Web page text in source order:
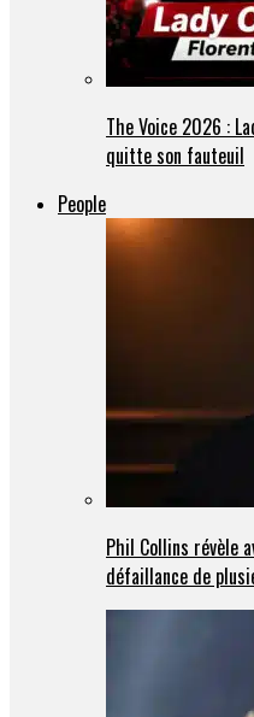
The Voice 2026 :
quitte son fauteuil
People
Phil Collins révèle
défaillance de